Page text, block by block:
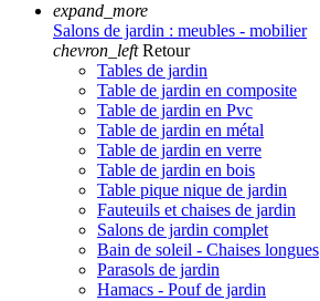
expand_more
Salons de jardin : meubles - mobilier
chevron_left Retour
Tables de jardin
Table de jardin en composite
Table de jardin en Pvc
Table de jardin en métal
Table de jardin en verre
Table de jardin en bois
Table pique nique de jardin
Fauteuils et chaises de jardin
Salons de jardin complet
Bain de soleil - Chaises longues
Parasols de jardin
Hamacs - Pouf de jardin